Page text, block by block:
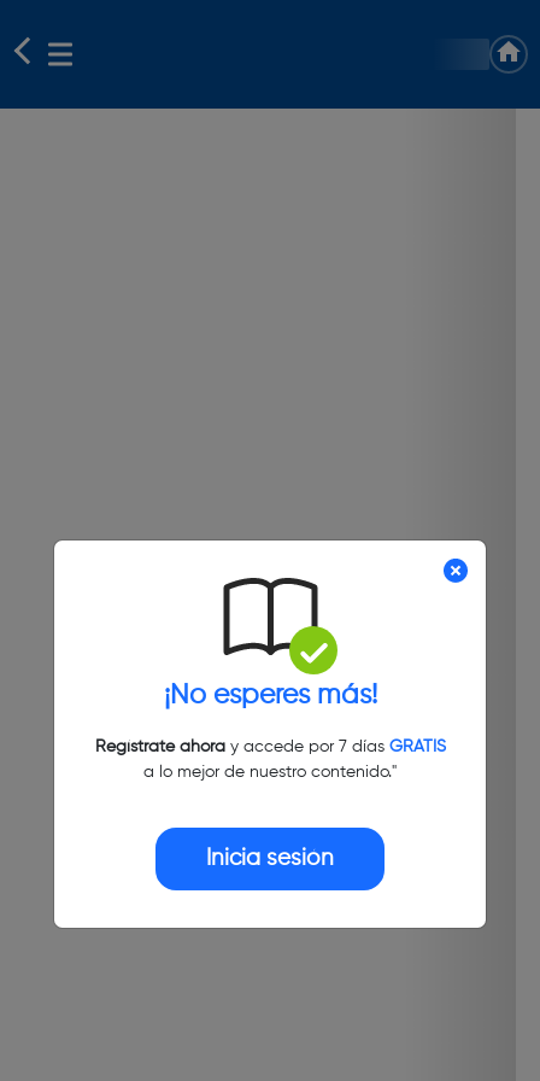
¡No esperes más!
Regístrate ahoray accede por 7 días GRATIS
a lo mejor de nuestro contenido."
Inicia sesión